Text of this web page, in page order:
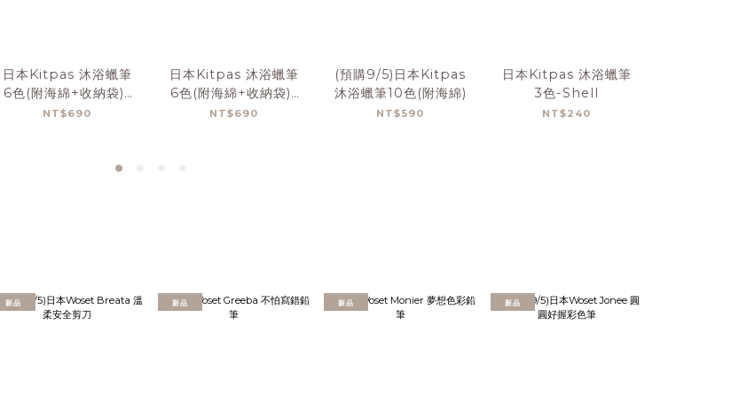
日本Kitpas 沐浴蠟筆
6色(附海綿+收納袋)-
黃色海綿
NT$690
日本Kitpas 沐浴蠟筆
6色(附海綿+收納袋)-
藍色海綿
NT$690
(預購9/5)日本Kitpas
沐浴蠟筆10色(附海綿)
NT$590
日本Kitpas 沐浴蠟筆
3色-Shell
NT$240
新品 新品 新品 新品